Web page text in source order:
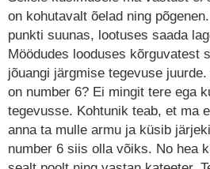
on kohutavalt õelad ning
punkti suunas, lootuses saada
Möödudes looduses kõrguvatest
jõuangi järgmise tegevuse
on number 6? Ei mingit tere ega
tegevusse. Kohtunik teab, et ma
anna ta mulle armu ja küsib
number 6 siis olla võiks. No hea